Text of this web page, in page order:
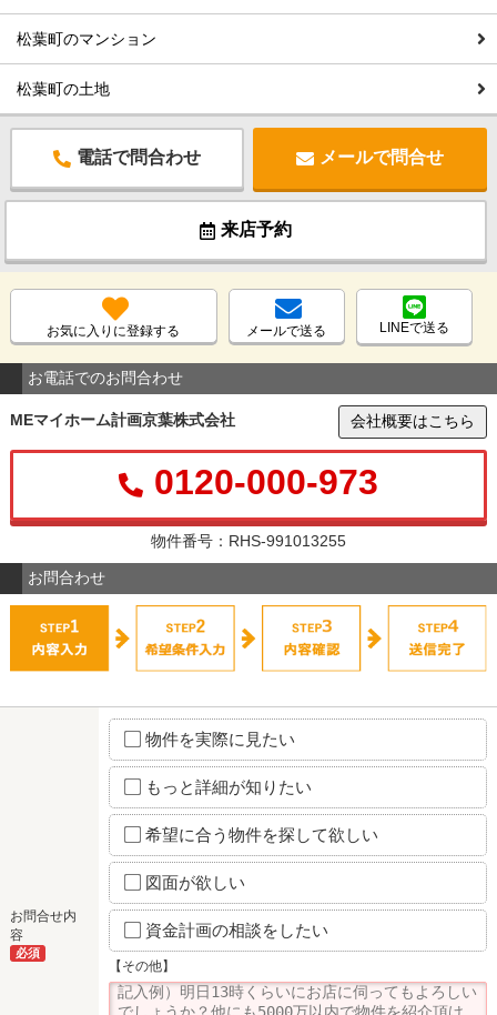
松葉町のマンション
松葉町の土地
電話で問合わせ メールで問合せ
来店予約
お気に入りに登録する メールで送る LINEで送る
お電話でのお問合わせ
MEマイホーム計画京葉株式会社 会社概要はこちら
0120-000-973
物件番号：RHS-991013255
お問合わせ
お問合せ内
容
必須
物件を実際に見たい
もっと詳細が知りたい
希望に合う物件を探して欲しい
図面が欲しい
資金計画の相談をしたい
【その他】